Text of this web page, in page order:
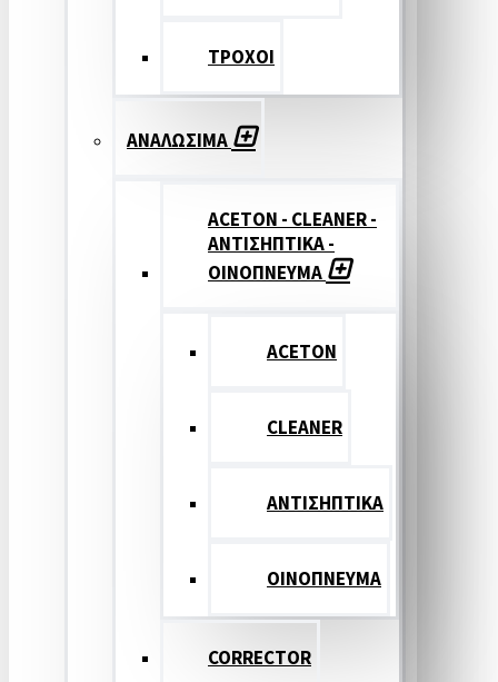
ΤΡΟΧΟΙ
ΑΝΑΛΩΣΙΜΑ
ACETON - CLEANER -
ΑΝΤΙΣΗΠΤΙΚΑ -
ΟΙΝΟΠΝΕΥΜΑ
ACETON
CLEANER
ΑΝΤΙΣΗΠΤΙΚΑ
ΟΙΝΟΠΝΕΥΜΑ
CORRECTOR